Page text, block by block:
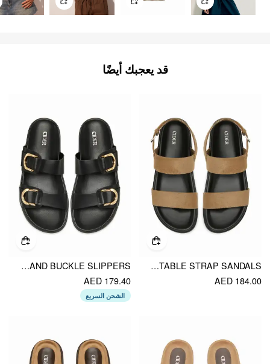
قد يعجبك أيضًا
ADJUSTABLE STRAP SANDALS
AED 184.00
DOUBLE BAND BUCKLE SLIPPERS
AED 179.40
الشحن السريع